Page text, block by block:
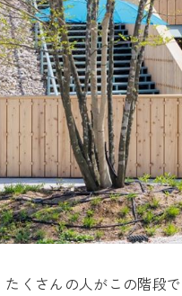
くさんの人がこの階段